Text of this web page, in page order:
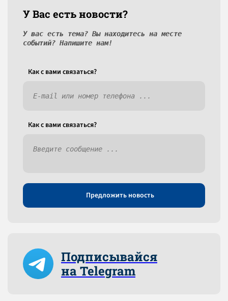
У Вас есть новости?
У вас есть тема? Вы находитесь на месте
событий? Напишите нам!
Как c вами связаться?
Как c вами связаться?
Предложить новость
Подписывайся
на Telegram